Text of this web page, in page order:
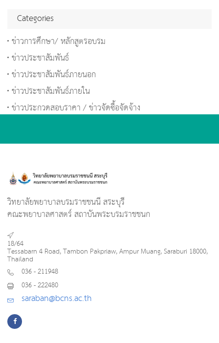
Categories
ข่าวการศึกษา/ หลักสูตรอบรม
ข่าวประชาสัมพันธ์
ข่าวประชาสัมพันธ์ภายนอก
ข่าวประชาสัมพันธ์ภายใน
ข่าวประกวดสอบราคา / ข่าวจัดซื้อจัดจ้าง
วิทยาลัยพยาบาลบรมราชชนนี สระบุรี
คณะพยาบาลศาสตร์ สถาบันพระบรมราชชนก
18/64
Tessabarn 4 Road, Tambon Pakpriaw, Ampur Muang, Saraburi 18000,
Thailand
036 - 211948
036 - 222480
saraban@bcns.ac.th